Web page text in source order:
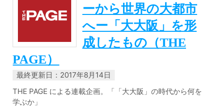
ーから世界の大都市
へー「大大阪」を形
成したもの（THE
PAGE）
最終更新日：2017年8月14日
THE PAGE による連載企画。「「大大阪」の時代から何を
学ぶか」